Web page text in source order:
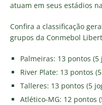
atuam em seus estádios
Confira a classificação
grupos da Conmebol
Palmeiras: 13 pontos (5
River Plate: 13 pontos
Talleres: 13 pontos (5
Atlético-MG: 12 pontos